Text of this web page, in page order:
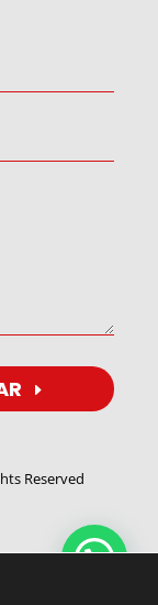
Reserved